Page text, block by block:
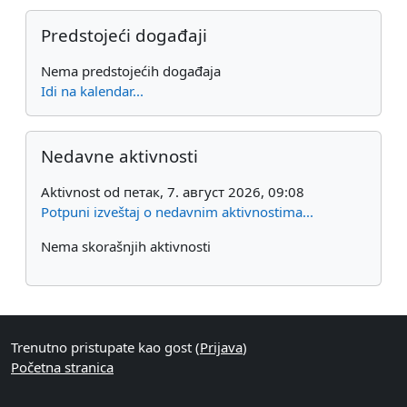
Preskoči Predstojeći događaji
Predstojeći događaji
Nema predstojećih događaja
Idi na kalendar...
Preskoči Nedavne aktivnosti
Nedavne aktivnosti
Aktivnost od петак, 7. август 2026, 09:08
Potpuni izveštaj o nedavnim aktivnostima...
Nema skorašnjih aktivnosti
Trenutno pristupate kao gost (Prijava)
Početna stranica